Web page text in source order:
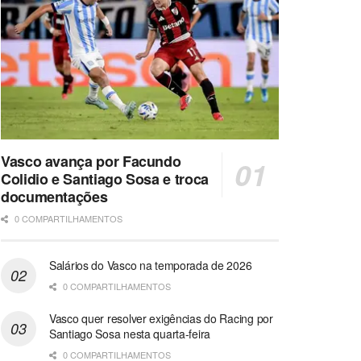
Vasco avança por Facundo
Colidio e Santiago Sosa e troca
documentações
0 COMPARTILHAMENTOS
Salários do Vasco na temporada de 2026
0 COMPARTILHAMENTOS
Vasco quer resolver exigências do Racing por
Santiago Sosa nesta quarta-feira
0 COMPARTILHAMENTOS